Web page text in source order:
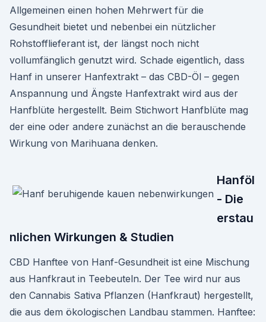
Allgemeinen einen hohen Mehrwert für die
Gesundheit bietet und nebenbei ein nützlicher
Rohstofflieferant ist, der längst noch nicht
vollumfänglich genutzt wird. Schade eigentlich, dass
Hanf in unserer Hanfextrakt – das CBD-Öl – gegen
Anspannung und Ängste Hanfextrakt wird aus der
Hanfblüte hergestellt. Beim Stichwort Hanfblüte mag
der eine oder andere zunächst an die berauschende
Wirkung von Marihuana denken.
Hanföl
- Die
erstau
nlichen Wirkungen & Studien
CBD Hanftee von Hanf-Gesundheit ist eine Mischung
aus Hanfkraut in Teebeuteln. Der Tee wird nur aus
den Cannabis Sativa Pflanzen (Hanfkraut) hergestellt,
die aus dem ökologischen Landbau stammen. Hanftee: